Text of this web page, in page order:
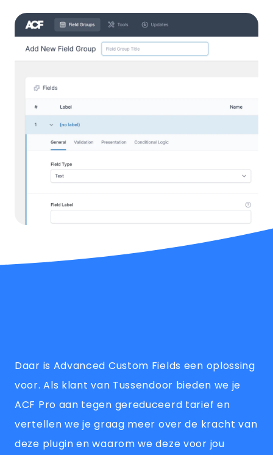
Daar is Advanced Custom Fields een oplossing
voor. Als klant van Tussendoor bieden we je
ACF Pro aan tegen gereduceerd tarief en
vertellen we je graag meer over de kracht van
deze plugin en waarom we deze voor jou